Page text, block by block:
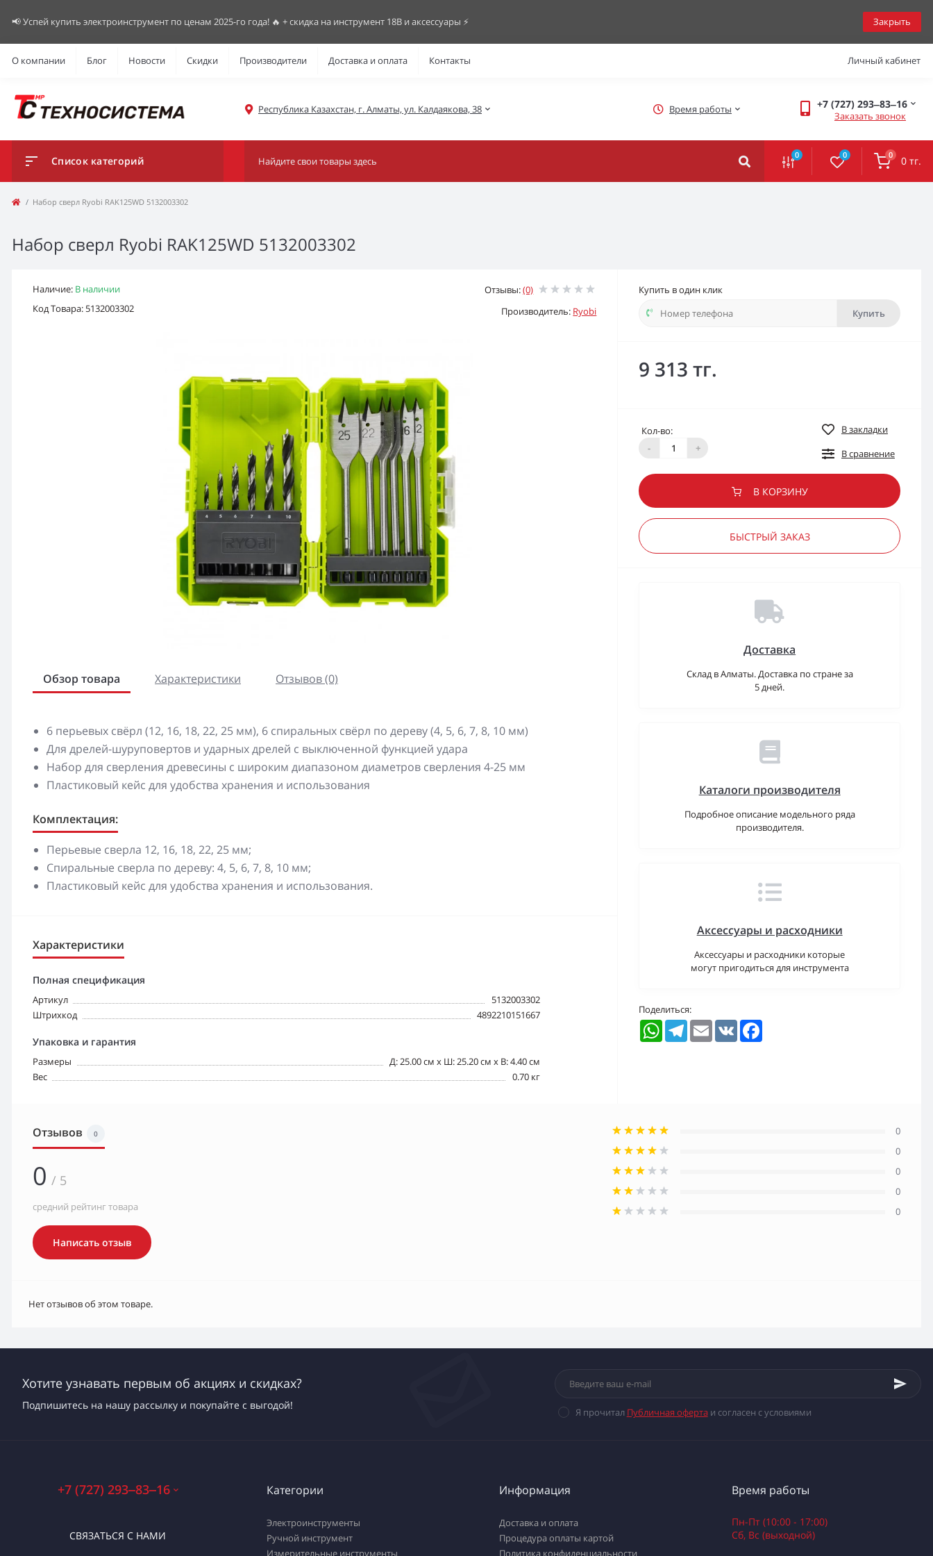
📢 Успей купить электроинструмент по ценам 2025-го года! 🔥 + скидка на инструмент 18В и аксессуары ⚡️ Закрыть
О компании Блог Новости Скидки Производители Доставка и оплата Контакты Личный кабинет
Республика Казахстан, г. Алматы, ул. Калдаякова, 38 Время работы +7 (727) 293‒83‒16
Заказать звонок
Список категорий 0 0 0 0 тг.
Набор сверл Ryobi RAK125WD 5132003302
Набор сверл Ryobi RAK125WD 5132003302
Наличие: В наличии
Код Товара: 5132003302
Отзывы:(0)
Производитель: Ryobi
Обзор товара Характеристики Отзывов (0)
6 перьевых свёрл (12, 16, 18, 22, 25 мм), 6 спиральных свёрл по дереву (4, 5, 6, 7, 8, 10 мм)
Для дрелей-шуруповертов и ударных дрелей с выключенной функцией удара
Набор для сверления древесины с широким диапазоном диаметров сверления 4-25 мм
Пластиковый кейс для удобства хранения и использования
Комплектация:
Перьевые сверла 12, 16, 18, 22, 25 мм;
Спиральные сверла по дереву: 4, 5, 6, 7, 8, 10 мм;
Пластиковый кейс для удобства хранения и использования.
Характеристики
Полная спецификация
Артикул
5132003302
Штрихкод
4892210151667
Упаковка и гарантия
Размеры
Д: 25.00 см х Ш: 25.20 см x В: 4.40 см
Вес
0.70 кг
Купить в один клик
Купить
9 313 тг.
Кол-во:
-
+
В закладки
В сравнение
В КОРЗИНУ
БЫСТРЫЙ ЗАКАЗ
Доставка
Склад в Алматы. Доставка по стране за
5 дней.
Каталоги производителя
Подробное описание модельного ряда
производителя.
Аксессуары и расходники
Аксессуары и расходники которые
могут пригодиться для инструмента
Поделиться:
WhatsAppTelegramEmail VK
Отзывов 0
0 / 5
средний рейтинг товара
Написать отзыв
0
0
0
0
0
Нет отзывов об этом товаре.
Хотите узнавать первым об акциях и скидках?
Подпишитесь на нашу рассылку и покупайте с выгодой!
Я прочитал Публичная офертаи согласен с условиями
+7 (727) 293‒83‒16
СВЯЗАТЬСЯ С НАМИ
Категории
Электроинструменты
Ручной инструмент
Измерительные инструменты
Информация
Доставка и оплата
Процедура оплаты картой
Политика конфиденциальности
Время работы
Пн-Пт (10:00 - 17:00)
Сб, Вс (выходной)